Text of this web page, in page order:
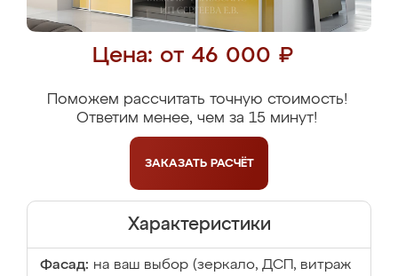
Цена: от 46 000 ₽
Поможем рассчитать точную стоимость!
Ответим менее, чем за 15 минут!
ЗАКАЗАТЬ РАСЧЁТ
Характеристики
Фасад: на ваш выбор (зеркало, ДСП, витраж